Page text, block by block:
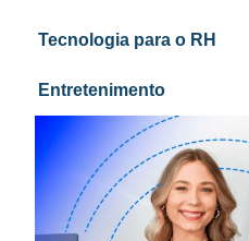
Tecnologia para o RH
Entretenimento